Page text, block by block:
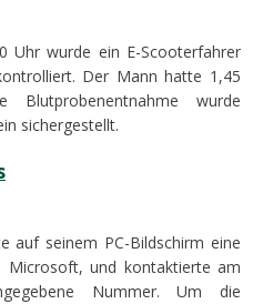
Uhr wurde ein E-Scooterfahrer
Der Mann hatte 1,45
Blutprobenentnahme wurde
sichergestellt.
auf seinem PC-Bildschirm eine
Microsoft, und kontaktierte am
Nummer. Um die